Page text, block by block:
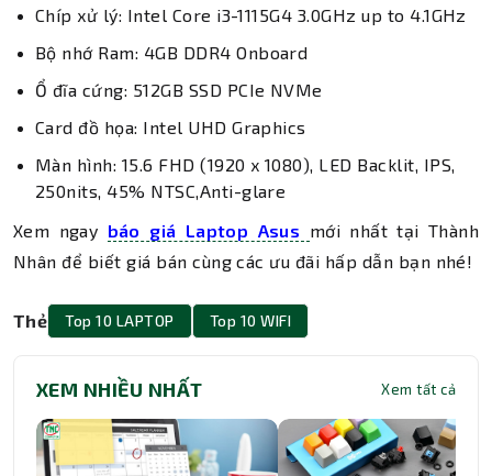
Chíp xử lý: Intel Core i3-1115G4 3.0GHz up to 4.1GHz
Bộ nhớ Ram: 4GB DDR4 Onboard
Ổ đĩa cứng: 512GB SSD PCIe NVMe
Card đồ họa: Intel UHD Graphics
Màn hình: 15.6 FHD (1920 x 1080), LED Backlit, IPS,
250nits, 45% NTSC,Anti-glare
Xem ngay báo giá Laptop Asus mới nhất tại Thành
Nhân để biết giá bán cùng các ưu đãi hấp dẫn bạn nhé!
Thẻ Top 10 LAPTOP Top 10 WIFI
XEM NHIỀU NHẤT Xem tất cả